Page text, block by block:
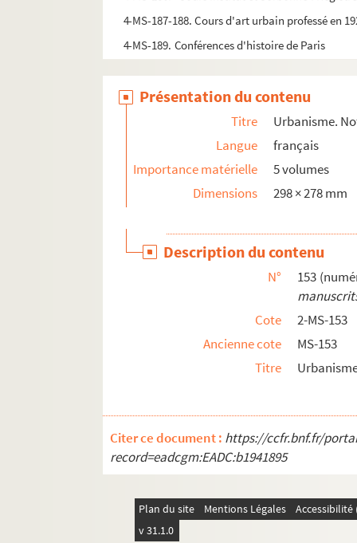
4-MS-187-188. Cours d'art urbain professé en
4-MS-189. Conférences d'histoire de Paris
4-MS-5256. Commission d'extension de Paris.
4-MS-193-194. L.-G. Pineau : « La circulation
Dépouillement desActa sanctorum ordinis
Notes concernant la Franche-Comté,
Dépouillements d'ouvrages philosophiques
Papiers personnels
Présentation du contenu
Titre
Urbanisme.
Langue
français
Importance matérielle
5 volumes
Dimensions
298 × 278 mm
Description du contenu
N°
153
Cote
2-MS-153
Ancienne cote
MS-153
Titre
Citer ce document : https://ccfr.bnf.fr/
record=eadcgm:EADC:b1941895
Plan du site Mentions Légales
v 31.1.0